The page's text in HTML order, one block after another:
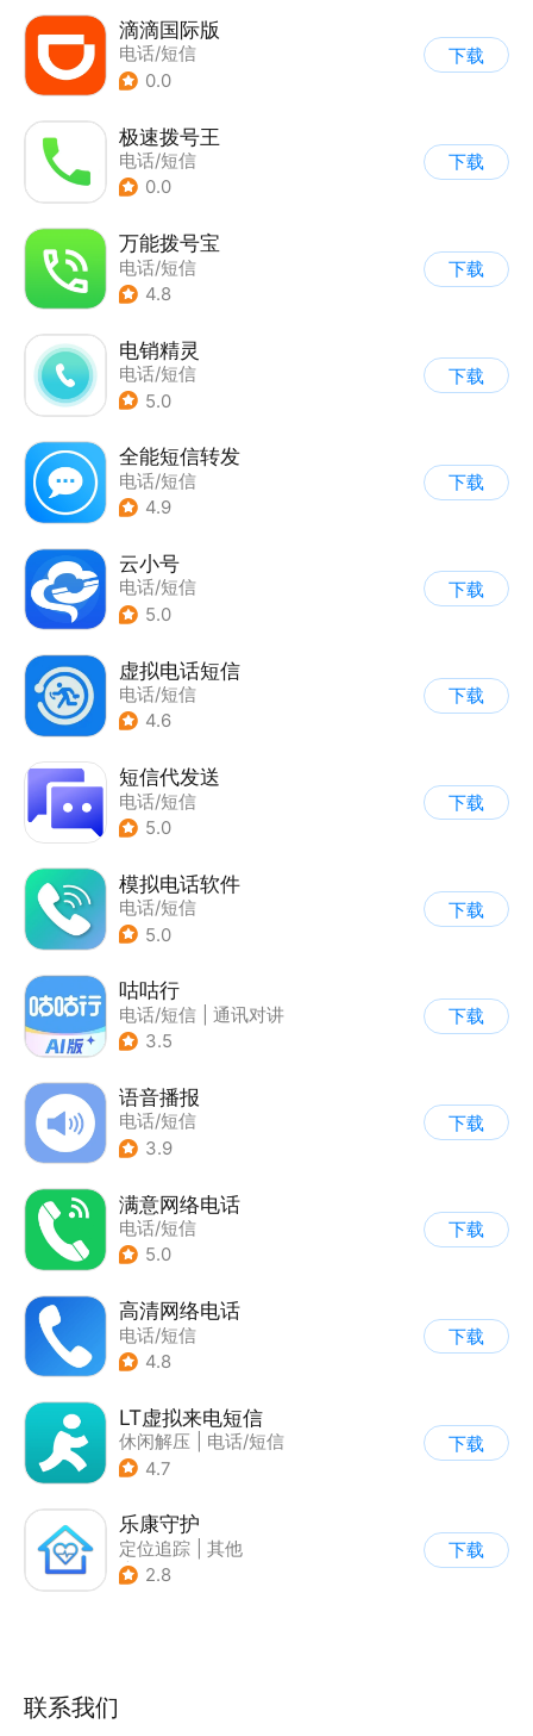
滴滴国际版
电话/短信
0.0
下载
极速拨号王
电话/短信
0.0
下载
万能拨号宝
电话/短信
4.8
下载
电销精灵
电话/短信
5.0
下载
全能短信转发
电话/短信
4.9
下载
云小号
电话/短信
5.0
下载
虚拟电话短信
电话/短信
4.6
下载
短信代发送
电话/短信
5.0
下载
模拟电话软件
电话/短信
5.0
下载
咕咕行
电话/短信
通讯对讲
3.5
下载
语音播报
电话/短信
3.9
下载
满意网络电话
电话/短信
5.0
下载
高清网络电话
电话/短信
4.8
下载
LT虚拟来电短信
休闲解压
电话/短信
4.7
下载
乐康守护
定位追踪
其他
| 电话/短信
2.8
下载
联系我们